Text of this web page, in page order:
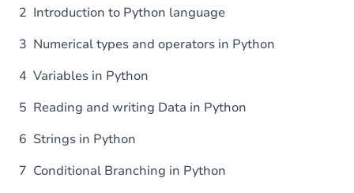
2 Introduction to Python language
3 Numerical types and operators in Python
4 Variables in Python
5 Reading and writing Data in Python
6 Strings in Python
7 Conditional Branching in Python